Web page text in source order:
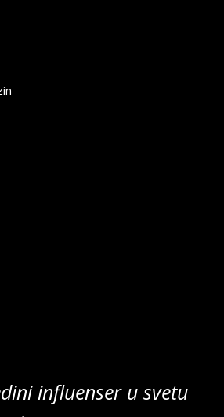
influenser u svetu